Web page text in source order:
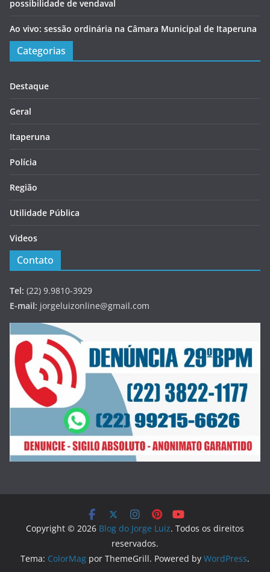
possibilidade de vendaval
Ao vivo: sessão ordinária na Câmara Municipal de Itaperuna
Categorias
Destaque
Geral
Itaperuna
Polícia
Região
Utilidade Pública
Videos
Contato
Tel: (22) 9.9810-3929
E-mail: jorgeluizonline@gmail.com
Copyright © 2026 Blog do Jorge Luiz. Todos os direitos
reservados.
Tema: ColorMag por ThemeGrill. Powered by WordPress.